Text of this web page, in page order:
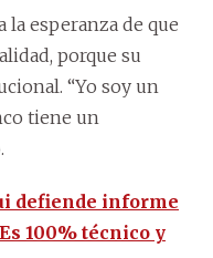
la esperanza de que
porque su
“Yo soy un
tiene un
defiende informe
100% técnico y